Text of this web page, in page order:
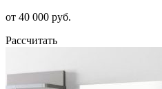
от 40 000 руб.
Рассчитать